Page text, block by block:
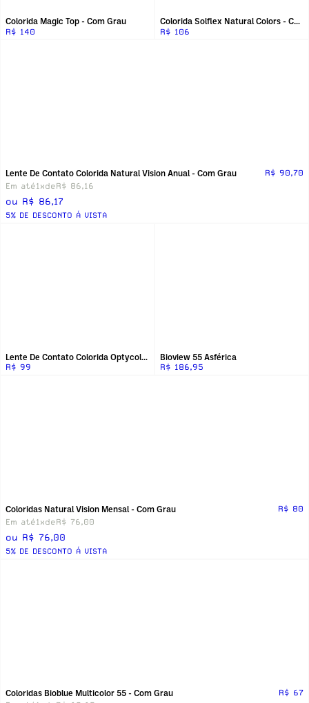
Colorida Magic Top - Com Grau
R$ 140
Lente De Contato Colorida Natural Vision Anual - Com Grau
R$ 90,70
Em até1xdeR$ 86,16
ou R$ 86,17
5% DE DESCONTO Á VISTA
Colorida Solflex Natural Colors - Com Grau
R$ 106
Lente De Contato Colorida Optycolor Magic Top Hd
R$ 99
Coloridas Natural Vision Mensal - Com Grau
R$ 80
Em até1xdeR$ 76,00
ou R$ 76,00
5% DE DESCONTO Á VISTA
Bioview 55 Asférica
R$ 186,95
Coloridas Bioblue Multicolor 55 - Com Grau
R$ 67